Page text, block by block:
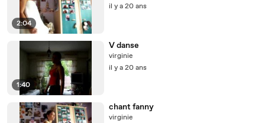
2:04
il y a 20 ans
1:40
V danse
virginie
il y a 20 ans
chant fanny
virginie